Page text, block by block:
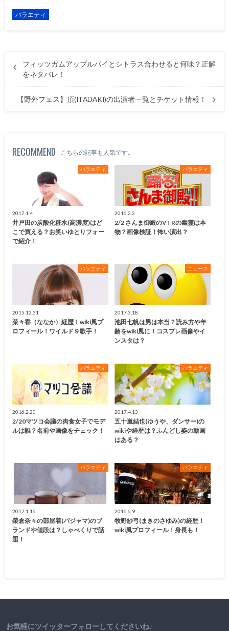
バラエティ
フィッツガムアップルパイとシトラス合わせると何味？正解
をネタバレ！
【野外フェス】頂(ITADAKI)の出演者一覧とチケット情報！
RECOMMEND こちらの記事も人気です。
バラエティ
2017.1.4
井戸田の炭酸化粧水(高濃度)はど
こで買える？お笑いゆとりフォー
で紹介！
バラエティ
2016.2.2
2/2 さんま御殿のVTRの幽霊は本
物？画像検証！怖い演出？
バラエティ
2015.12.31
菜々香（ななか）経歴！wiki風プ
ロフィール！ワイルド９歌手！
ニュース
2017.3.18
池田七帆は男は本当？読み方や年
齢をwiki風に！コスプレ画像やイ
ンスタは？
バラエティ
2016.2.20
2/20マツコ会議の肉食女子でモデ
ルは誰？名前や画像をチェック！
バラエティ
2017.4.13
五十嵐結也(ゆうや、ダンサー)の
wikiや経歴は？ふんどし姿の動画
はある？
バラエティ
2017.1.16
榮倉奈々の部屋着(パジャマ)のブ
ランドや値段は？しゃべくりで話
題！
バラエティ
2016.6.9
牧野紗弓(まきのさゆみ)の経歴！
wiki風プロフィール！身長も！
お気軽にツイッターフォローしてくださいね♪